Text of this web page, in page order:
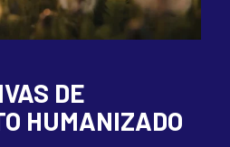
DE
HUMANIZADO